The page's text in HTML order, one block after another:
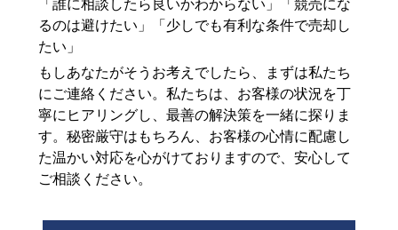
「誰に相談したら良いかわからない」「競売にな
るのは避けたい」「少しでも有利な条件で売却し
たい」
もしあなたがそうお考えでしたら、まずは私たち
にご連絡ください。私たちは、お客様の状況を丁
寧にヒアリングし、最善の解決策を一緒に探りま
す。秘密厳守はもちろん、お客様の心情に配慮し
た温かい対応を心がけておりますので、安心して
ご相談ください。